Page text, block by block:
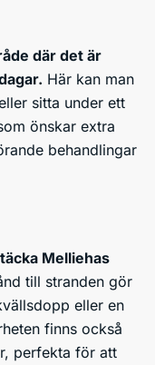
där det är
Här kan man
sitta under ett
önskar extra
behandlingar
Melliehas
till stranden gör
eller en
finns också
perfekta för att